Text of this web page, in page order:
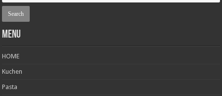
Menu
HOME
Kuchen
Pasta